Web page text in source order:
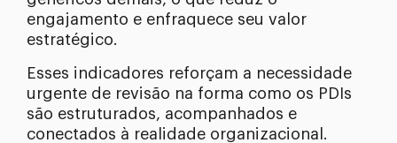
engajamento e enfraquece seu valor
estratégico.
Esses indicadores reforçam a necessidade
urgente de revisão na forma como os PDIs
são estruturados, acompanhados e
conectados à realidade organizacional.